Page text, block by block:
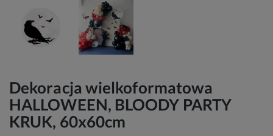
Dekoracja wielkoformatowa
HALLOWEEN, BLOODY PARTY
KRUK, 60x60cm